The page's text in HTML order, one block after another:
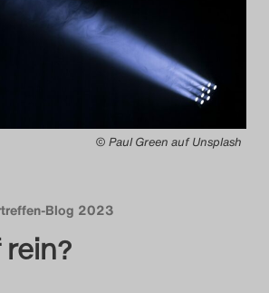
Blog
Blog
2015
Blog
2016
© Paul Green auf Unsplash
Blog 2023